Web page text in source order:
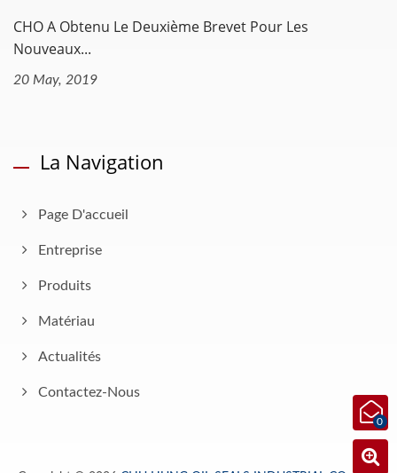
0
CHO A Obtenu Le Deuxième Brevet Pour Les
Nouveaux...
20 May, 2019
La Navigation
Page D'accueil
Entreprise
Produits
Matériau
Actualités
Contactez-Nous